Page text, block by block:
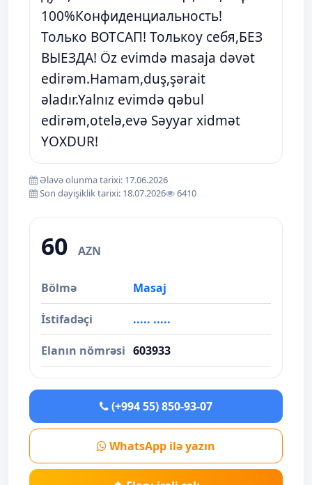
100%Конфиденциальность!
Только ВОТСАП! Толькоу себя,БЕЗ
ВЫЕЗДА! Öz evimdə masaja dəvət
edirəm.Hamam,duş,şərait
əladır.Yalnız evimdə qəbul
edirəm,otelə,evə Səyyar xidmət
YOXDUR!
Əlavə olunma tarixi: 17.06.2026
Son dəyişiklik tarixi: 18.07.2026
6410
60 AZN
Bölmə Masaj
İstifadəçi ..... .....
Elanın nömrəsi 603933
(+994 55) 850-93-07
WhatsApp ilə yazın